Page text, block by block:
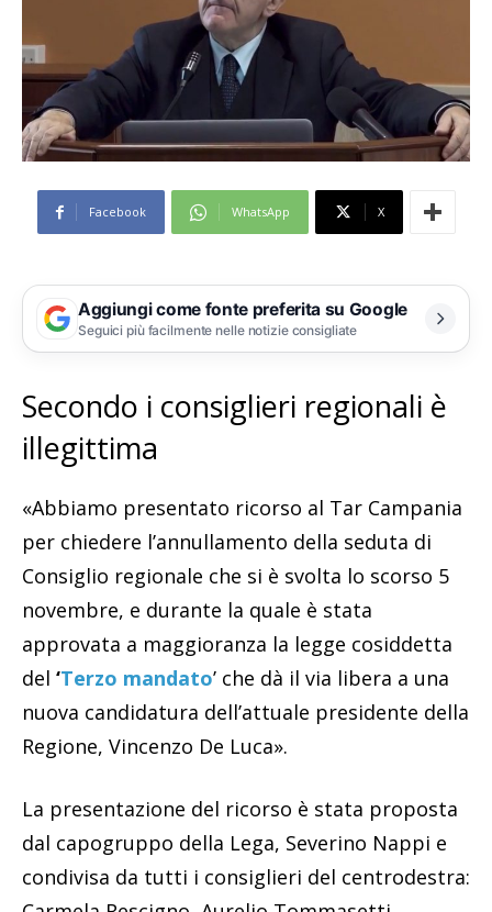
Facebook WhatsApp X
Aggiungi come fonte preferita su Google
Seguici più facilmente nelle notizie consigliate
Secondo i consiglieri regionali è
illegittima
«Abbiamo presentato ricorso al Tar Campania
per chiedere l’annullamento della seduta di
Consiglio regionale che si è svolta lo scorso 5
novembre, e durante la quale è stata
approvata a maggioranza la legge cosiddetta
del ‘Terzo mandato’ che dà il via libera a una
nuova candidatura dell’attuale presidente della
Regione, Vincenzo De Luca».
La presentazione del ricorso è stata proposta
dal capogruppo della Lega, Severino Nappi e
condivisa da tutti i consiglieri del centrodestra: